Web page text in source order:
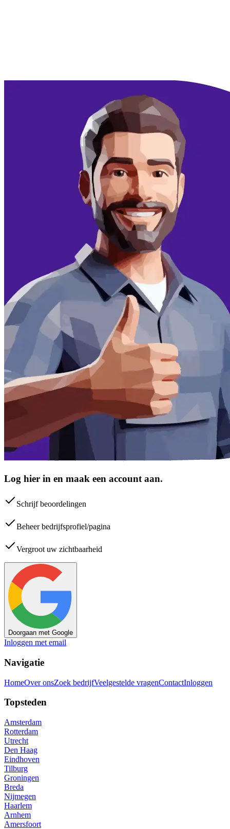
Log hier in en maak een account aan.
Schrijf beoordelingen
Beheer bedrijfsprofiel/pagina
Vergroot uw zichtbaarheid
Doorgaan met Google
Inloggen met email
Navigatie
HomeOver onsZoek bedrijfVeelgestelde vragenContactInloggen
Topsteden
Amsterdam
Rotterdam
Utrecht
Den Haag
Eindhoven
Tilburg
Groningen
Breda
Nijmegen
Haarlem
Arnhem
Amersfoort